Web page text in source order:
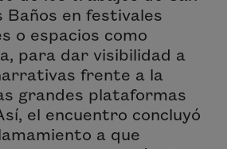
Baños en festivales
o espacios como
para dar visibilidad a
frente a la
grandes plataformas
el encuentro concluyó
a que